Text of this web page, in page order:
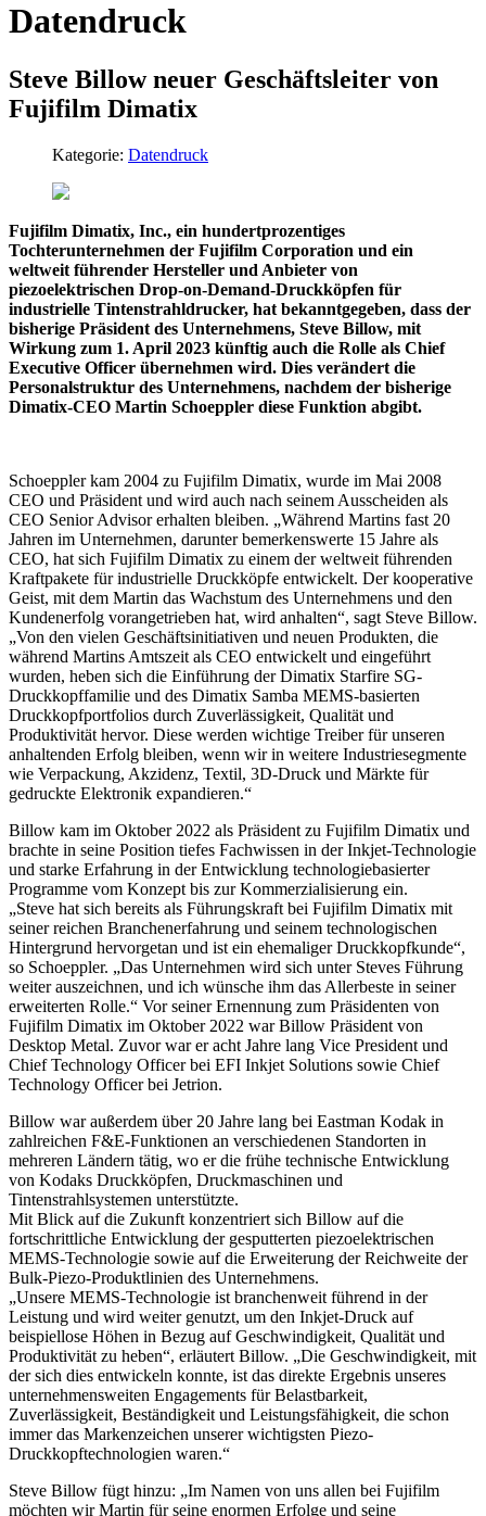
Datendruck
Steve Billow neuer Geschäftsleiter von
Fujifilm Dimatix
Kategorie: Datendruck
Fujifilm Dimatix, Inc., ein hundertprozentiges
Tochterunternehmen der Fujifilm Corporation und ein
weltweit führender Hersteller und Anbieter von
piezoelektrischen Drop-on-Demand-Druckköpfen für
industrielle Tintenstrahldrucker, hat bekanntgegeben, dass der
bisherige Präsident des Unternehmens, Steve Billow, mit
Wirkung zum 1. April 2023 künftig auch die Rolle als Chief
Executive Officer übernehmen wird. Dies verändert die
Personalstruktur des Unternehmens, nachdem der bisherige
Dimatix-CEO Martin Schoeppler diese Funktion abgibt.
Schoeppler kam 2004 zu Fujifilm Dimatix, wurde im Mai 2008
CEO und Präsident und wird auch nach seinem Ausscheiden als
CEO Senior Advisor erhalten bleiben. „Während Martins fast 20
Jahren im Unternehmen, darunter bemerkenswerte 15 Jahre als
CEO, hat sich Fujifilm Dimatix zu einem der weltweit führenden
Kraftpakete für industrielle Druckköpfe entwickelt. Der kooperative
Geist, mit dem Martin das Wachstum des Unternehmens und den
Kundenerfolg vorangetrieben hat, wird anhalten“, sagt Steve Billow.
„Von den vielen Geschäftsinitiativen und neuen Produkten, die
während Martins Amtszeit als CEO entwickelt und eingeführt
wurden, heben sich die Einführung der Dimatix Starfire SG-
Druckkopffamilie und des Dimatix Samba MEMS-basierten
Druckkopfportfolios durch Zuverlässigkeit, Qualität und
Produktivität hervor. Diese werden wichtige Treiber für unseren
anhaltenden Erfolg bleiben, wenn wir in weitere Industriesegmente
wie Verpackung, Akzidenz, Textil, 3D-Druck und Märkte für
gedruckte Elektronik expandieren.“
Billow kam im Oktober 2022 als Präsident zu Fujifilm Dimatix und
brachte in seine Position tiefes Fachwissen in der Inkjet-Technologie
und starke Erfahrung in der Entwicklung technologiebasierter
Programme vom Konzept bis zur Kommerzialisierung ein.
„Steve hat sich bereits als Führungskraft bei Fujifilm Dimatix mit
seiner reichen Branchenerfahrung und seinem technologischen
Hintergrund hervorgetan und ist ein ehemaliger Druckkopfkunde“,
so Schoeppler. „Das Unternehmen wird sich unter Steves Führung
weiter auszeichnen, und ich wünsche ihm das Allerbeste in seiner
erweiterten Rolle.“ Vor seiner Ernennung zum Präsidenten von
Fujifilm Dimatix im Oktober 2022 war Billow Präsident von
Desktop Metal. Zuvor war er acht Jahre lang Vice President und
Chief Technology Officer bei EFI Inkjet Solutions sowie Chief
Technology Officer bei Jetrion.
Billow war außerdem über 20 Jahre lang bei Eastman Kodak in
zahlreichen F&E-Funktionen an verschiedenen Standorten in
mehreren Ländern tätig, wo er die frühe technische Entwicklung
von Kodaks Druckköpfen, Druckmaschinen und
Tintenstrahlsystemen unterstützte.
Mit Blick auf die Zukunft konzentriert sich Billow auf die
fortschrittliche Entwicklung der gesputterten piezoelektrischen
MEMS-Technologie sowie auf die Erweiterung der Reichweite der
Bulk-Piezo-Produktlinien des Unternehmens.
„Unsere MEMS-Technologie ist branchenweit führend in der
Leistung und wird weiter genutzt, um den Inkjet-Druck auf
beispiellose Höhen in Bezug auf Geschwindigkeit, Qualität und
Produktivität zu heben“, erläutert Billow. „Die Geschwindigkeit, mit
der sich dies entwickeln konnte, ist das direkte Ergebnis unseres
unternehmensweiten Engagements für Belastbarkeit,
Zuverlässigkeit, Beständigkeit und Leistungsfähigkeit, die schon
immer das Markenzeichen unserer wichtigsten Piezo-
Druckkopftechnologien waren.“
Steve Billow fügt hinzu: „Im Namen von uns allen bei Fujifilm
möchten wir Martin für seine enormen Erfolge und seine